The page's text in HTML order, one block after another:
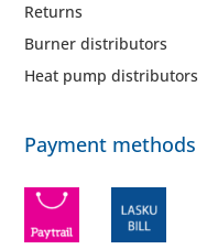
Returns
Burner distributors
Heat pump distributors
Payment methods